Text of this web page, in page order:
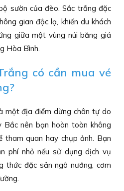
sườn của đèo. Sắc trắng đặc
gian độc lạ, khiến du khách
giữa một vùng núi băng giá
Hòa Bình.
có cần mua vé
một địa điểm dừng chân tự do
nên bạn hoàn toàn không
quan hay chụp ảnh. Bạn
phí nhỏ nếu sử dụng dịch vụ
thức đặc sản ngô nướng, cơm